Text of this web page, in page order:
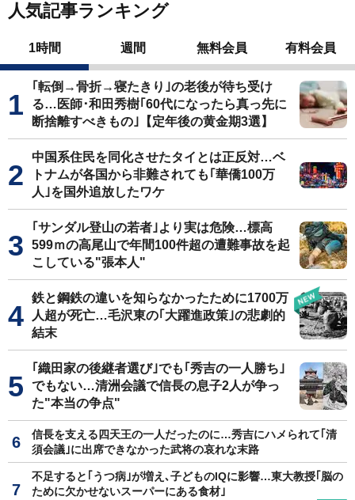
人気記事ランキング
1時間 週間 無料会員 有料会員
｢転倒→骨折→寝たきり｣の老後が待ち受け
る…医師･和田秀樹｢60代になったら真っ先に
断捨離すべきもの｣【定年後の黄金期3選】
中国系住民を同化させたタイとは正反対…ベ
トナムが各国から非難されても｢華僑100万
人｣を国外追放したワケ
｢サンダル登山の若者｣より実は危険…標高
599ｍの高尾山で年間100件超の遭難事故を起
こしている"張本人"
鉄と鋼鉄の違いを知らなかったために1700万
人超が死亡…毛沢東の｢大躍進政策｣の悲劇的
結末
｢織田家の後継者選び｣でも｢秀吉の一人勝ち｣
でもない…清洲会議で信長の息子2人が争っ
た"本当の争点"
信長を支える四天王の一人だったのに…秀吉にハメられて｢清
須会議｣に出席できなかった武将の哀れな末路
不足すると｢うつ病｣が増え､子どものIQに影響…東大教授｢脳の
ために欠かせないスーパーにある食材｣